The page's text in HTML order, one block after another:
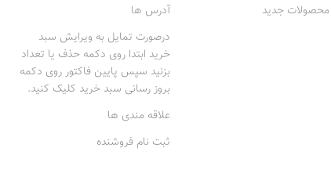
محصولات جدید
آدرس ها
درصورت تمایل به ویرایش سبد
خرید ابتدا روی دکمه حذف یا تعداد
بزنید سپس پایین فاکتور روی دکمه
بروز رسانی سبد خرید کلیک کنید.
علاقه مندی ها
ثبت نام فروشنده